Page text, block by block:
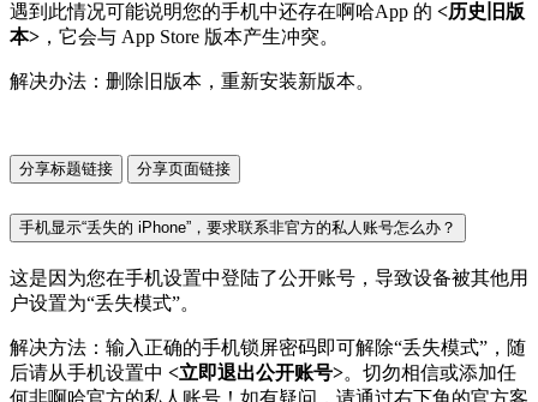
遇到此情况可能说明您的手机中还存在啊哈App 的 <历史旧版
本> ，它会与 App Store 版本产生冲突。
解决办法：删除旧版本，重新安装新版本。
分享标题链接 分享页面链接
手机显示“丢失的 iPhone”，要求联系非官方的私人账号怎么办？
这是因为您在手机设置中登陆了公开账号，导致设备被其他用
户设置为“丢失模式”。
解决方法：输入正确的手机锁屏密码即可解除“丢失模式”，随
后请从手机设置中 <立即退出公开账号>。切勿相信或添加任